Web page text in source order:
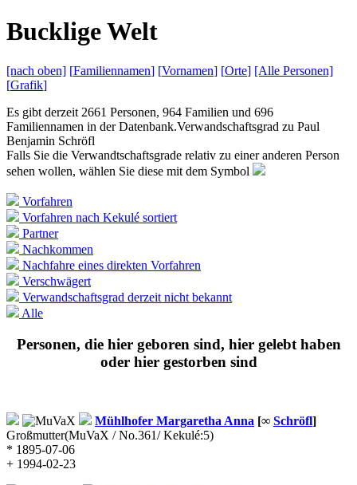
BuckligeWelt
[nach oben] [Familiennamen] [Vornamen] [Orte] [Alle Personen]
[Grafik]
Es gibt derzeit 2661 Personen, 964 Familien und 696
Familiennamen in der Datenbank.Verwandschaftsgrad zu Paul
Benjamin Schröfl
Falls Sie die Verwandtschaftsgrade relativ zu einer anderen Person
sehen wollen, wählen Sie diese mit dem Symbol
Vorfahren
Vorfahren nach Kekulé sortiert
Partner
Nachkommen
Nachfahre eines direkten Vorfahren
Verschwägert
Verwandschaftsgrad derzeit nicht bekannt
Alle
Personen, die hier geboren sind, hier gelebt haben
oder hier gestorben sind
Mühlhofer Margaretha Anna [∞ Schröfl]
Großmutter(MuVaX / No.361/ Kekulé:5)
* 1895-07-06
+ 1994-02-23